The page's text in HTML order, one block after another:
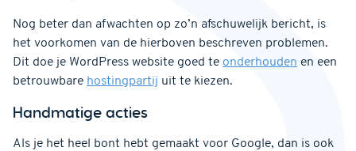
Nog beter dan afwachten op zo’n afschuwelijk bericht, is
het voorkomen van de hierboven beschreven problemen.
Dit doe je WordPress website goed te onderhouden en een
betrouwbare hostingpartij uit te kiezen.
Handmatige acties
Als je het heel bont hebt gemaakt voor Google, dan is ook